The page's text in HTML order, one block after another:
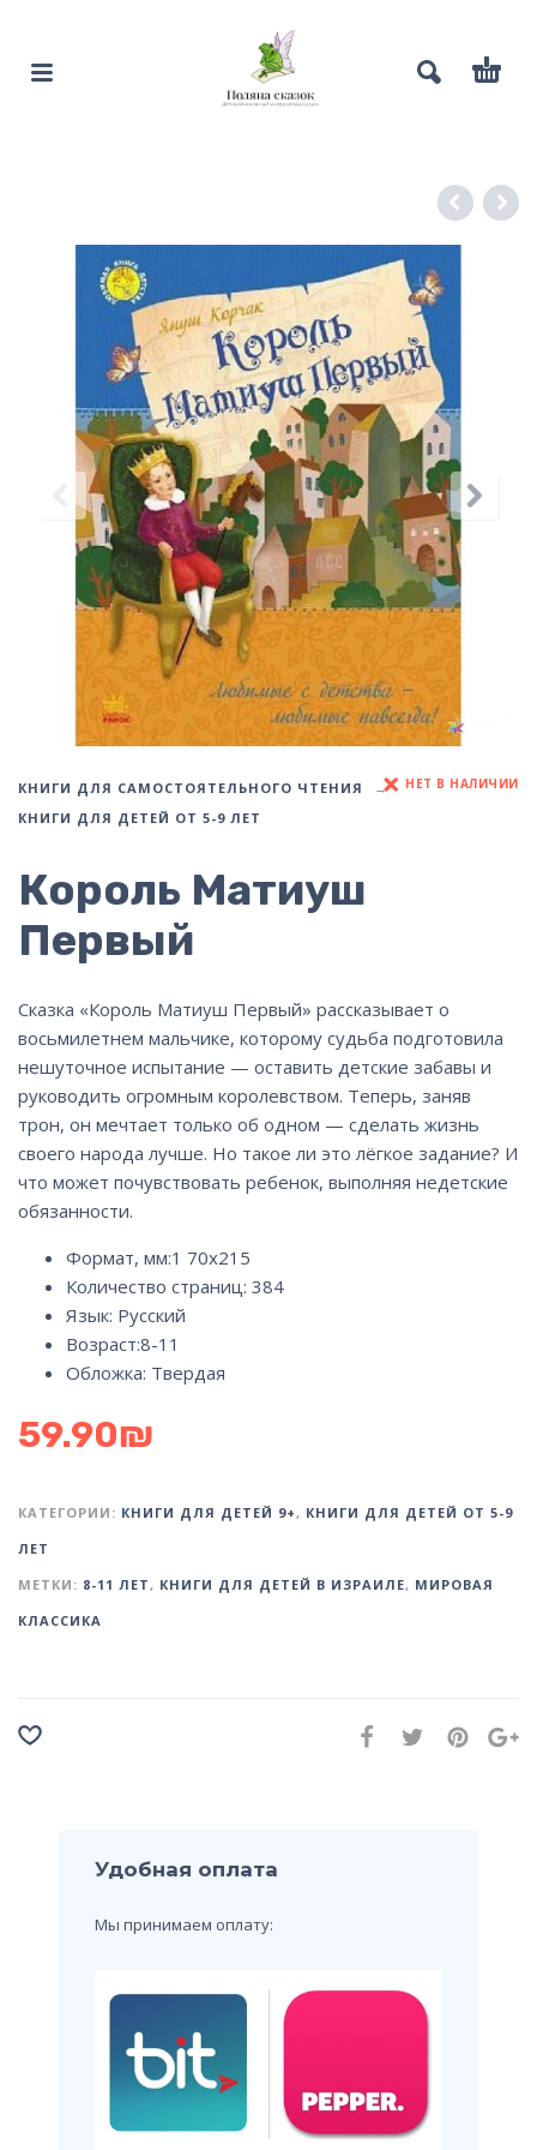
КНИГИ ДЛЯ САМОСТОЯТЕЛЬНОГО ЧТЕНИЯ
КНИГИ ДЛЯ ДЕТЕЙ ОТ 5-9 ЛЕТ
НЕТ В НАЛИЧИИ
Король Матиуш
Первый
Сказка «Король Матиуш Первый» рассказывает о
восьмилетнем мальчике, которому судьба подготовила
нешуточное испытание — оставить детские забавы и
руководить огромным королевством. Теперь, заняв
трон, он мечтает только об одном — сделать жизнь
своего народа лучше. Но такое ли это лёгкое задание? И
что может почувствовать ребенок, выполняя недетские
обязанности.
Формат, мм:1 70х215
Количество страниц: 384
Язык: Русский
Возраст:8-11
Обложка: Твердая
59.90₪
КАТЕГОРИИ: КНИГИ ДЛЯ ДЕТЕЙ 9+ , КНИГИ ДЛЯ ДЕТЕЙ ОТ 5-9
ЛЕТ
МЕТКИ: 8-11 ЛЕТ , КНИГИ ДЛЯ ДЕТЕЙ В ИЗРАИЛЕ, МИРОВАЯ
КЛАССИКА
Удобная оплата
Мы принимаем оплату: